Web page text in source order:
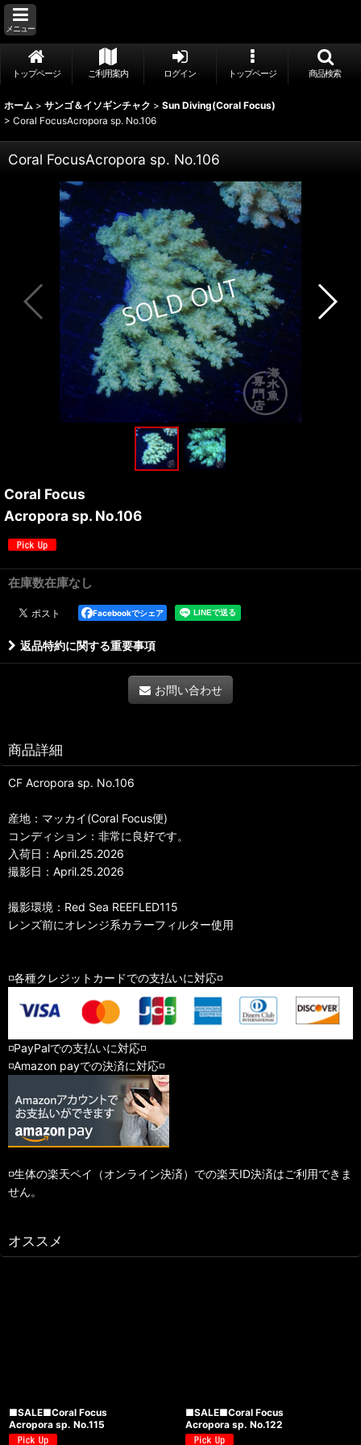
メニュー
トップページ ご利用案内 ログイン トップページ 商品検索
ホーム > サンゴ＆イソギンチャク > Sun Diving(Coral Focus)
> Coral FocusAcropora sp. No.106
Coral FocusAcropora sp. No.106
Coral Focus
Acropora sp. No.106
在庫数在庫なし
Facebookでシェア
返品特約に関する重要事項
お問い合わせ
商品詳細
CF Acropora sp. No.106
産地：マッカイ(Coral Focus便)
コンディション：非常に良好です。
入荷日：April.25.2026
撮影日：April.25.2026
撮影環境：Red Sea REEFLED115
レンズ前にオレンジ系カラーフィルター使用
◽️各種クレジットカードでの支払いに対応◽️
◽️PayPalでの支払いに対応◽️
◽️Amazon payでの決済に対応◽️
◽️生体の楽天ペイ（オンライン決済）での楽天ID決済はご利用できま
せん。
オススメ
■SALE■Coral Focus
Acropora sp. No.115
■SALE■Coral Focus
Acropora sp. No.122